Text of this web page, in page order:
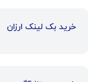
خرید بک لینک ارزان